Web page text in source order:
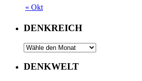
« Okt
DENKREICH
DENKWELT